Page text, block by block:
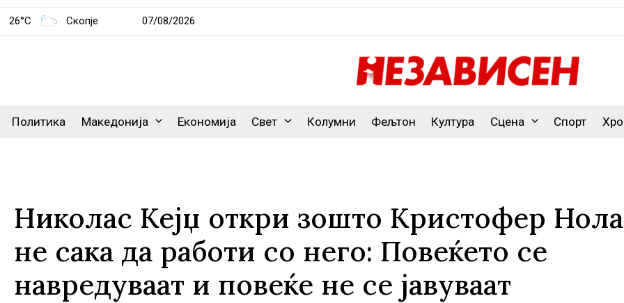
26°C Скопје 07/08/2026
Политика Македонија Економија Свет Колумни Фељтон Култура Сцена Спорт
Николас Кејџ откри зошто Кристофер
не сака да работи со него: Повеќето се
навредуваат и повеќе не се јавуваат